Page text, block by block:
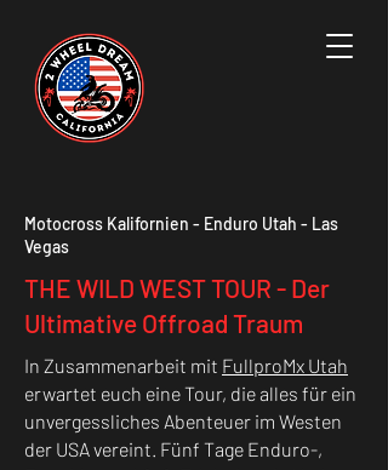
Motocross Kalifornien - Enduro Utah - Las
Vegas
THE WILD WEST TOUR - Der
Ultimative Offroad Traum
In Zusammenarbeit mit FullproMx Utah
erwartet euch eine Tour, die alles für ein
unvergessliches Abenteuer im Westen
der USA vereint. Fünf Tage Enduro-,